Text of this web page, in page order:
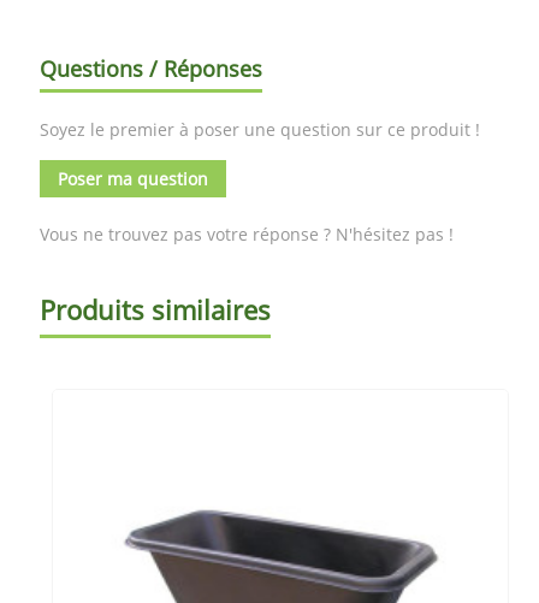
Questions / Réponses
Soyez le premier à poser une question sur ce produit !
Poser ma question
Vous ne trouvez pas votre réponse ? N'hésitez pas !
Produits similaires